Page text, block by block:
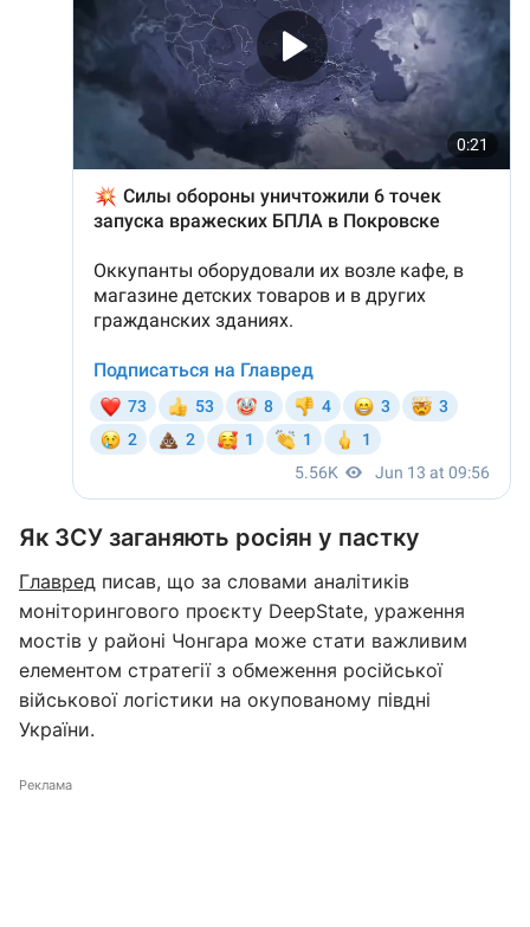
Як ЗСУ заганяють росіян у пастку
Главред писав, що за словами аналітиків
моніторингового проєкту DeepState, ураження
мостів у районі Чонгара може стати важливим
елементом стратегії з обмеження російської
військової логістики на окупованому півдні
України.
Реклама